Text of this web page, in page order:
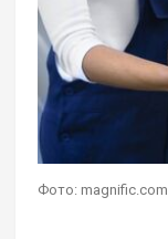
Фото: magnific.com